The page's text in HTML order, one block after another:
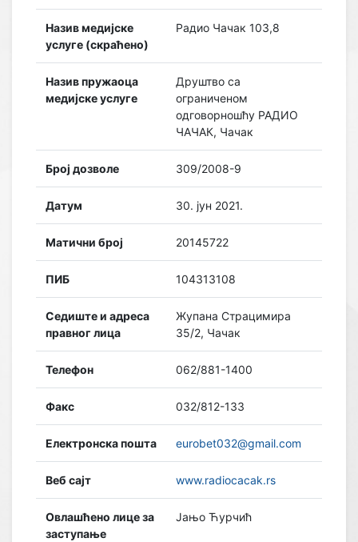
Назив медијске
услуге (скраћено)
Радио Чачак 103,8
Назив пружаоца
медијске услуге
Друштво са
ограниченом
одговорношћу РАДИО
ЧАЧАК, Чачак
Број дозволе 309/2008-9
Датум 30. јун 2021.
Матични број 20145722
ПИБ 104313108
Седиште и адреса
правног лица
Жупана Страцимира
35/2, Чачак
Телефон 062/881-1400
Факс 032/812-133
Електронска пошта eurobet032@gmail.com
Веб сајт www.radiocacak.rs
Овлашћено лице за
заступање
Јањо Ћурчић